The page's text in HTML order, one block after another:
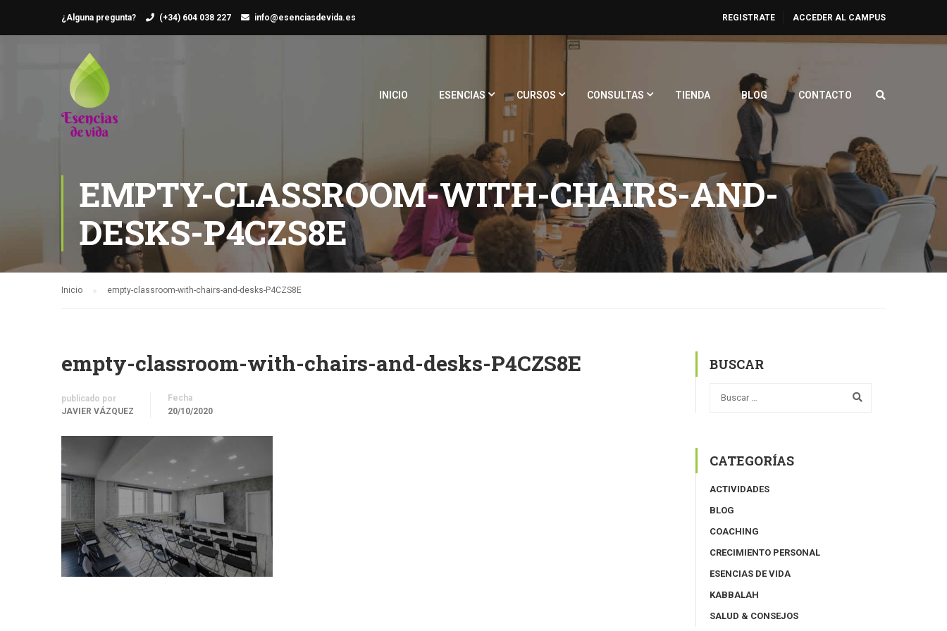
¿Alguna pregunta? (+34) 604 038 227 info@esenciasdevida.es REGISTRATE ACCEDER AL CAMPUS
INICIO ESENCIAS CURSOS CONSULTAS TIENDA BLOG CONTACTO
EMPTY-CLASSROOM-WITH-CHAIRS-AND-
DESKS-P4CZS8E
Inicio empty-classroom-with-chairs-and-desks-P4CZS8E
empty-classroom-with-chairs-and-desks-P4CZS8E
publicado por
JAVIER VÁZQUEZ
Fecha
20/10/2020
BUSCAR
CATEGORÍAS
ACTIVIDADES
BLOG
COACHING
CRECIMIENTO PERSONAL
ESENCIAS DE VIDA
KABBALAH
SALUD & CONSEJOS